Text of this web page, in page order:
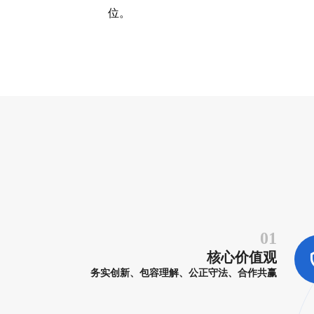
位。
01
核心价值观
务实创新、包容理解、公正守法、合作共赢